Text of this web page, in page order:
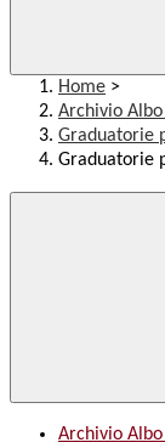
Home >
Archivio
Graduatorie
Graduatorie
Archivio